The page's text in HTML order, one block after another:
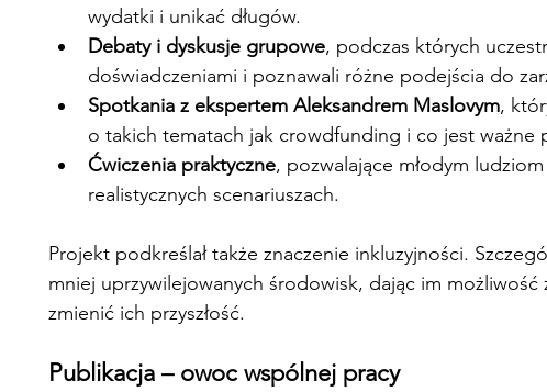
wydatki i unikać długów.
Debaty i dyskusje grupowe, podczas których
doświadczeniami i poznawali różne podejścia do
Spotkania z ekspertem Aleksandrem Maslovym,
o takich tematach jak crowdfunding i co jest ważne
Ćwiczenia praktyczne, pozwalające młodym
realistycznych scenariuszach.
Projekt podkreślał także znaczenie inkluzyjności.
mniej uprzywilejowanych środowisk, dając im
zmienić ich przyszłość.
Publikacja – owoc wspólnej pracy